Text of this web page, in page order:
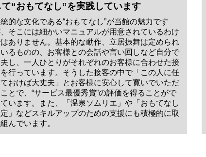
て“おもてなし”を実践しています
的な文化である“おもてなし”が当館の魅力です
そこには細かいマニュアルが用意されているわけ
ありません。基本的な動作、立居振舞は定められ
るものの、お客様との会話や言い回しなど自分で
し、一人ひとりがそれぞれのお客様に合わせた接
行っています。そうした接客の中で「この人に任
おけば大丈夫」とお客様に安心して寛いでいただ
ことで、“サービス最優秀賞”の評価を得ることがで
ています。また、「温泉ソムリエ」や「おもてなし
」などスキルアップのための支援にも積極的に取
んでいます。